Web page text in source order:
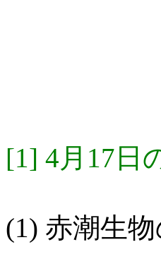
[1] 4月17日
(1) 赤潮生